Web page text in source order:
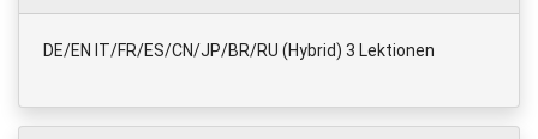
DE/EN IT/FR/ES/CN/JP/BR/RU (Hybrid) 3 Lektionen